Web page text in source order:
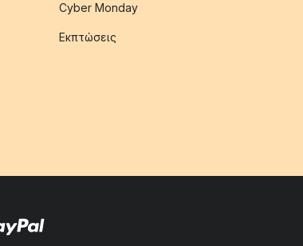
Cyber Monday
Εκπτώσεις